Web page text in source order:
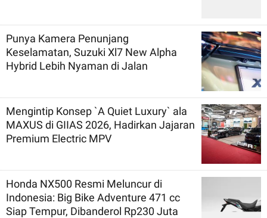
Punya Kamera Penunjang
Keselamatan, Suzuki Xl7 New Alpha
Hybrid Lebih Nyaman di Jalan
Mengintip Konsep `A Quiet Luxury` ala
MAXUS di GIIAS 2026, Hadirkan Jajaran
Premium Electric MPV
Honda NX500 Resmi Meluncur di
Indonesia: Big Bike Adventure 471 cc
Siap Tempur, Dibanderol Rp230 Juta